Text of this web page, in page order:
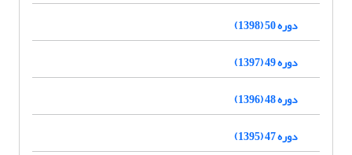
دوره 50 (1398)
دوره 49 (1397)
دوره 48 (1396)
دوره 47 (1395)